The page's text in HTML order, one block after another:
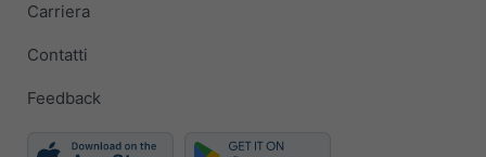
Carriera
Contatti
Feedback